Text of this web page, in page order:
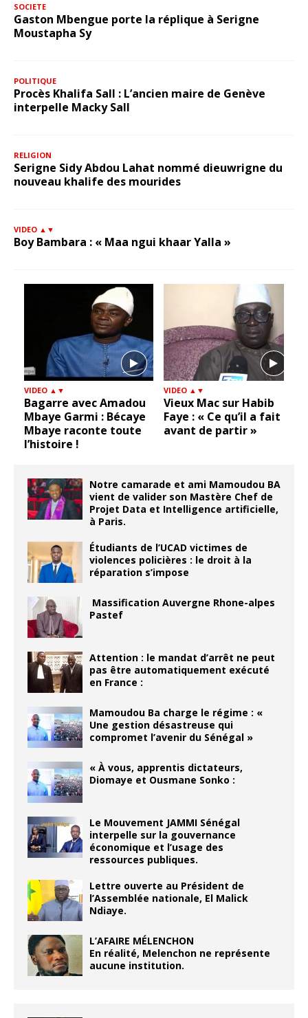
SOCIETE
Gaston Mbengue porte la réplique à Serigne
Moustapha Sy
POLITIQUE
Procès Khalifa Sall : L’ancien maire de Genève
interpelle Macky Sall
RELIGION
Serigne Sidy Abdou Lahat nommé dieuwrigne du
nouveau khalife des mourides
VIDEO ▲▼
Boy Bambara : « Maa ngui khaar Yalla »
VIDEO ▲▼
Double Less : « Ce
bandit m’a causé
beaucoup de tort »
VIDEO ▲▼
Wally Seck veut
dépasser Youssou
Ndour, Mame Ngor se
Notre camarade et ami Mamoudou BA
vient de valider son Mastère Chef de
Projet Data et Intelligence artificielle,
à Paris.
Étudiants de l’UCAD victimes de
violences policières : le droit à la
réparation s’impose
Massification Auvergne Rhone-alpes
Pastef
Attention : le mandat d’arrêt ne peut
pas être automatiquement exécuté
en France :
Mamoudou Ba charge le régime : «
Une gestion désastreuse qui
compromet l’avenir du Sénégal »
« À vous, apprentis dictateurs,
Diomaye et Ousmane Sonko :
Le Mouvement JAMMI Sénégal
interpelle sur la gouvernance
économique et l’usage des
ressources publiques.
Lettre ouverte au Président de
l’Assemblée nationale, El Malick
Ndiaye.
L’AFAIRE MÉLENCHON
En réalité, Melenchon ne représente
aucune institution.